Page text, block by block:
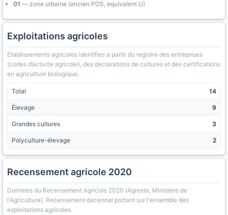
01 — zone urbaine (ancien POS, equivalent U)
Exploitations agricoles
Etablissements agricoles identifies a partir du registre des entreprises
(codes d’activite agricole), des declarations de cultures et des certifications
en agriculture biologique.
Total 14
Élevage 9
Grandes cultures 3
Polyculture-élevage 2
Recensement agricole 2020
Donnees du Recensement Agricole 2020 (Agreste, Ministere de
l'Agriculture). Recensement decennal portant sur l'ensemble des
exploitations agricoles.